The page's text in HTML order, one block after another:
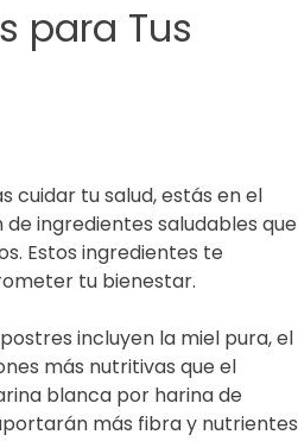
para Tus
cuidar tu salud, estás en el
ingredientes saludables que
Estos ingredientes te
tu bienestar.
incluyen la miel pura, el
más nutritivas que el
blanca por harina de
más fibra y nutrientes